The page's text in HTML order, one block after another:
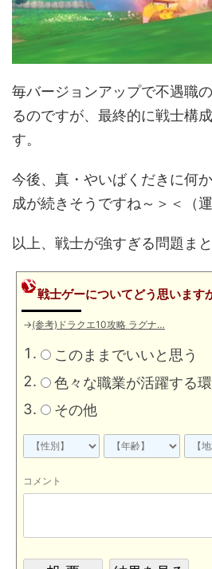
毎バージョンアップで不遇職
るのですが、最終的に戦士構
す。
今後、真・やいばくだきに何
成が続きそうですね～＞＜（運
以上、戦士が強すぎる問題ま
戦士ゲーについてどう思います
→(参考)ドラクエ10攻略 ラグナ…
このままでいいと思う
色々な職業が活躍する
その他
コメント